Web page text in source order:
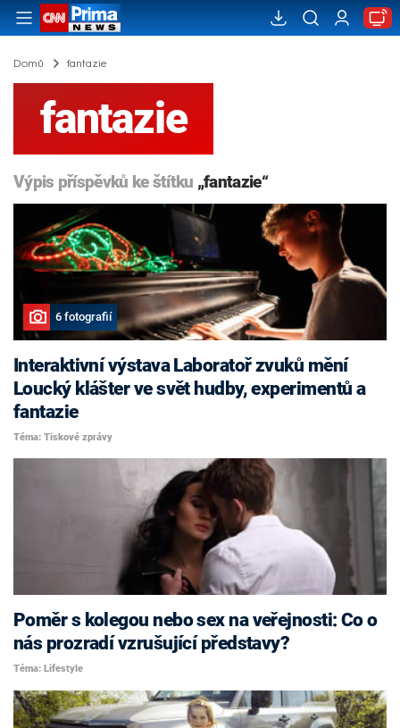
Domů fantazie
fantazie
Výpis příspěvků ke štítku „fantazie“
6 fotografií
Interaktivní výstava Laboratoř zvuků mění
Loucký klášter ve svět hudby, experimentů a
fantazie
Téma: Tiskové zprávy
Poměr s kolegou nebo sex na veřejnosti: Co o
nás prozradí vzrušující představy?
Téma: Lifestyle